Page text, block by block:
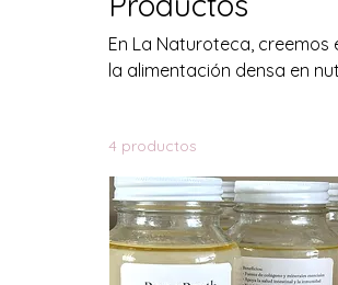
En La Naturoteca,
la alimentación densa en
Ingredientes provenientes
Diseñados para fortalecer
4 productos